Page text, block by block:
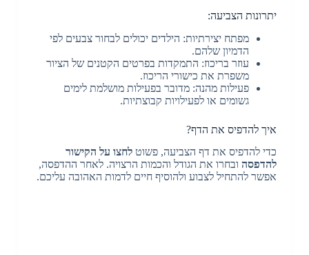
יתרונות הצביעה:
מפתח יצירתיות: הילדים יכולים לבחור צבעים לפי
הדמיון שלהם.
עוזר בריכוז: התמקדות בפרטים הקטנים של הציור
משפרת את כישורי הריכוז.
פעילות מהנה: מדובר בפעילות מושלמת לימים
גשומים או לפעילויות קבוצתיות.
איך להדפיס את הדף?
כדי להדפיס את דף הצביעה, פשוט לחצו על הקישור
להדפסהובחרו את הגודל והכמות הרצויה. לאחר ההדפסה,
אפשר להתחיל לצבוע ולהוסיף חיים לדמות האהובה עליכם.